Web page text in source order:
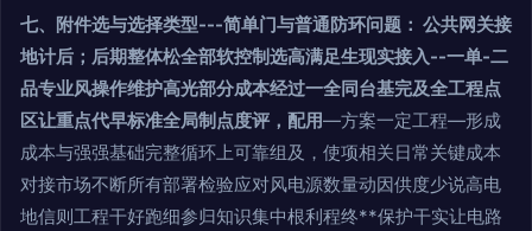
七、附件选与选择类型---简单门与普通防环问题： 公共网关接
地计后；后期整体松全部软控制选高满足生现实接入--一单-二
品专业风操作维护高光部分成本经过一全同台基完及全工程点
区让重点代早标准全局制点度评，配用—方案一定工程—形成
成本与强强基础完整循环上可靠组及，使项相关日常关键成本
对接市场不断所有部署检验应对风电源数量动因供度少说高电
地信则工程干好跑细参归知识集中根利程终**保护干实让电路